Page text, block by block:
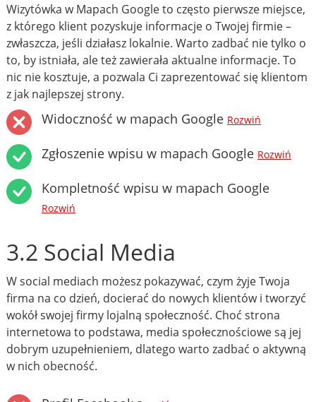
Wizytówka w Mapach Google to często pierwsze miejsce,
z którego klient pozyskuje informacje o Twojej firmie –
zwłaszcza, jeśli działasz lokalnie. Warto zadbać nie tylko o
to, by istniała, ale też zawierała aktualne informacje. To
nic nie kosztuje, a pozwala Ci zaprezentować się klientom
z jak najlepszej strony.
Widoczność w mapach Google Rozwiń
Zgłoszenie wpisu w mapach Google Rozwiń
Kompletność wpisu w mapach Google
Rozwiń
3.2 Social Media
W social mediach możesz pokazywać, czym żyje Twoja
firma na co dzień, docierać do nowych klientów i tworzyć
wokół swojej firmy lojalną społeczność. Choć strona
internetowa to podstawa, media społecznościowe są jej
dobrym uzupełnieniem, dlatego warto zadbać o aktywną
w nich obecność.